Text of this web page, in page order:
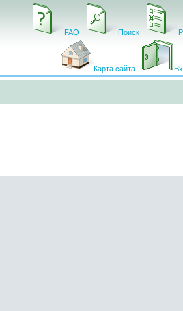
FAQ Поиск
Карта сайта